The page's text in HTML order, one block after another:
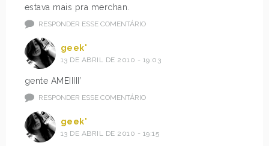
estava mais pra merchan.
RESPONDER ESSE COMENTÁRIO
geek'
13 DE ABRIL DE 2010 - 19:03
gente AMEIIIII’
RESPONDER ESSE COMENTÁRIO
geek'
13 DE ABRIL DE 2010 - 19:15